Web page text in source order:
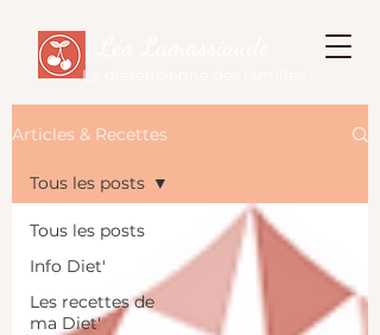
La diététicienne des familles
Articles & Recettes
Tous les posts
Info Diet'
Les recettes de
ma Diet'
Tous les posts